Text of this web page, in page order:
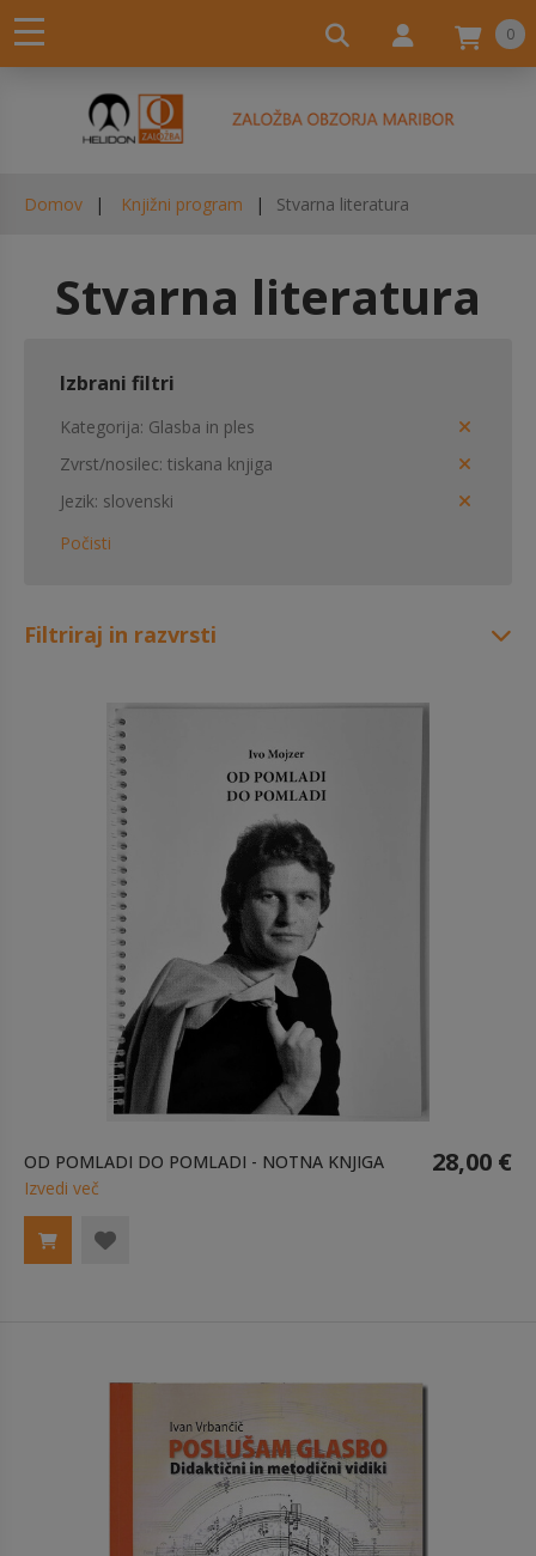
0
Domov Knjižni program Stvarna literatura
Stvarna literatura
OD POMLADI DO POMLADI - NOTNA KNJIGA 28,00 €
Izvedi več
Izbrani filtri
Kategorija Glasba in ples
Zvrst/nosilec tiskana knjiga
Jezik slovenski
Počisti
Filtriraj in razvrsti